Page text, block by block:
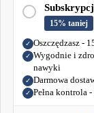
15% taniej
✓ Oszczędzasz -
✓ Wygodnie i
nawyki
✓ Darmowa
✓ Pełna kontrola